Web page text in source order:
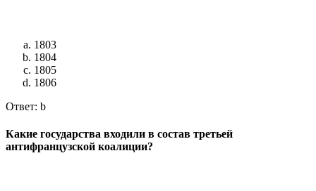
1803
1804
1805
1806
Ответ: b
Какие государства входили в состав третьей
антифранцузской коалиции?